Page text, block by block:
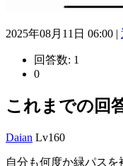
2025年08月11日 06:00 |
回答数: 1
0
これまでの回
Daian Lv160
自分も何度か緑パスを